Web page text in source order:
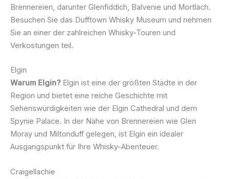
Brennereien, darunter Glenfiddich, Balvenie und Mortlach.
Besuchen Sie das Dufftown Whisky Museum und nehmen
Sie an einer der zahlreichen Whisky-Touren und
Verkostungen teil.
Elgin
Warum Elgin? Elgin ist eine der größten Städte in der
Region und bietet eine reiche Geschichte mit
Sehenswürdigkeiten wie der Elgin Cathedral und dem
Spynie Palace. In der Nähe von Brennereien wie Glen
Moray und Miltonduff gelegen, ist Elgin ein idealer
Ausgangspunkt für Ihre Whisky-Abenteuer.
Craigellachie